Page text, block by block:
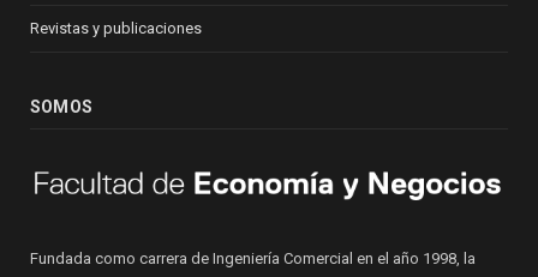
Revistas y publicaciones
SOMOS
Fundada como carrera de Ingeniería Comercial en el año 1998, la